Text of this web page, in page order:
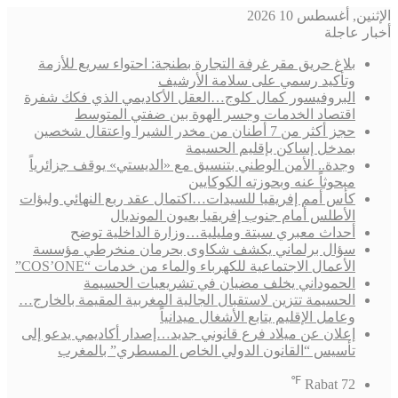
الإثنين, أغسطس 10 2026
أخبار عاجلة
بلاغ حريق مقر غرفة التجارة بطنجة: احتواء سريع للأزمة
وتأكيد رسمي على سلامة الأرشيف
البروفيسور كمال كلوج…العقل الأكاديمي الذي فكك شفرة
اقتصاد الخدمات وجسر الهوة بين ضفتي المتوسط
حجز أكثر من 7 أطنان من مخدر الشيرا واعتقال شخصين
بمدخل إساكن بإقليم الحسيمة
وجدة.. الأمن الوطني بتنسيق مع «الديستي» يوقف جزائرياً
مبحوثاً عنه وبحوزته الكوكايين
كأس أمم إفريقيا للسيدات…اكتمال عقد ربع النهائي ولبؤات
الأطلس أمام جنوب إفريقيا بعيون المونديال
أحداث معبري سبتة ومليلية…وزارة الداخلية توضح
سؤال برلماني يكشف شكاوى بحرمان منخرطي مؤسسة
الأعمال الاجتماعية للكهرباء والماء من خدمات “COS’ONE”
الحموداني يخلف مضيان في تشريعيات الحسيمة
الحسيمة تتزين لاستقبال الجالية المغربية المقيمة بالخارج…
وعامل الإقليم يتابع الأشغال ميدانياً
إعلان عن ميلاد فرع قانوني جديد…إصدار أكاديمي يدعو إلى
تأسيس “القانون الدولي الخاص المسطري” بالمغرب
Rabat 72
℉